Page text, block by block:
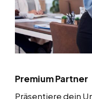
Premium Partner
Präsentiere dein